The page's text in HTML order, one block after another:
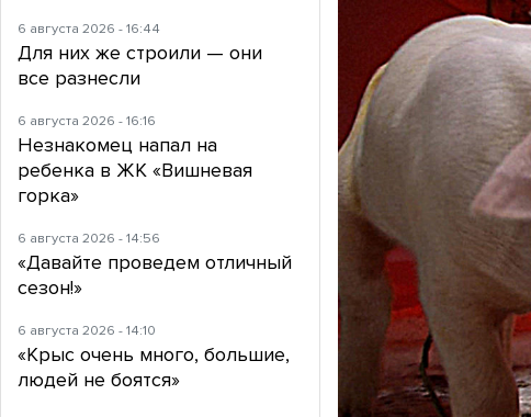
6 августа 2026 - 16:44
Для них же строили — они
все разнесли
6 августа 2026 - 16:16
Незнакомец напал на
ребенка в ЖК «Вишневая
горка»
6 августа 2026 - 14:56
«Давайте проведем отличный
сезон!»
6 августа 2026 - 14:10
«Крыс очень много, большие,
людей не боятся»